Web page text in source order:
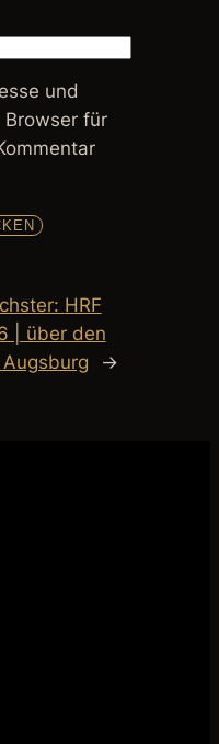
und
für
HRF
| über den
Augsburg
→